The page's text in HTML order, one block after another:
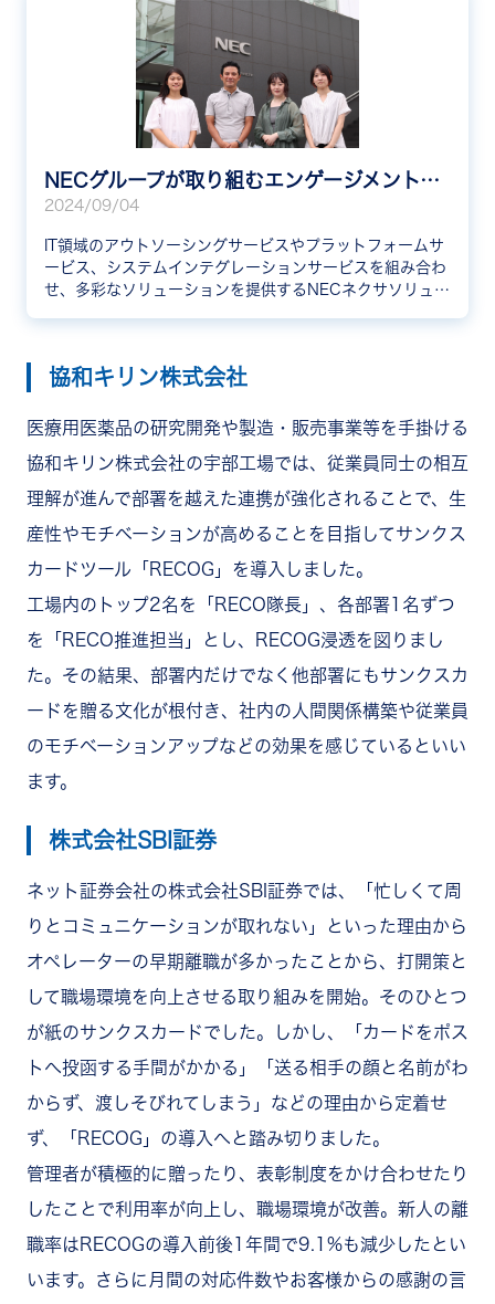
NECグループが取り組むエンゲージメントスコアの向上。導入後3ヶ月で数値に改善の兆し
2024/09/04
IT領域のアウトソーシングサービスやプラットフォームサ
ービス、システムインテグレーションサービスを組み合わ
せ、多彩なソリューションを提供するNECネクサソリュー
協和キリン株式会社
医療用医薬品の研究開発や製造・販売事業等を手掛ける
協和キリン株式会社の宇部工場では、従業員同士の相互
理解が進んで部署を越えた連携が強化されることで、生
産性やモチベーションが高めることを目指してサンクス
カードツール「RECOG」を導入しました。
工場内のトップ2名を「RECO隊長」、各部署1名ずつ
を「RECO推進担当」とし、RECOG浸透を図りまし
た。その結果、部署内だけでなく他部署にもサンクスカ
ードを贈る文化が根付き、社内の人間関係構築や従業員
のモチベーションアップなどの効果を感じているといい
ます。
株式会社SBI証券
ネット証券会社の株式会社SBI証券では、「忙しくて周
りとコミュニケーションが取れない」といった理由から
オペレーターの早期離職が多かったことから、打開策と
して職場環境を向上させる取り組みを開始。そのひとつ
が紙のサンクスカードでした。しかし、「カードをポス
トへ投函する手間がかかる」「送る相手の顔と名前がわ
からず、渡しそびれてしまう」などの理由から定着せ
ず、「RECOG 」の導入へと踏み切りました。
管理者が積極的に贈ったり、表彰制度をかけ合わせたり
したことで利用率が向上し、職場環境が改善。新人の離
職率はRECOGの導入前後1年間で9.1%も減少したとい
います。さらに月間の対応件数やお客様からの感謝の言